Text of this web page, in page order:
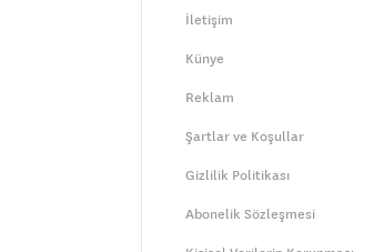
İletişim
Künye
Reklam
Şartlar ve Koşullar
Gizlilik Politikası
Abonelik Sözleşmesi